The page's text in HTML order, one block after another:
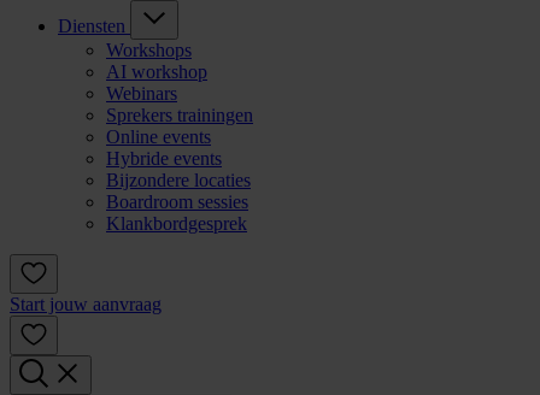
Diensten
Workshops
AI workshop
Webinars
Sprekers trainingen
Online events
Hybride events
Bijzondere locaties
Boardroom sessies
Klankbordgesprek
Start jouw aanvraag